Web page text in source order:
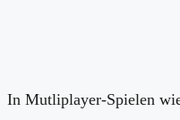
In Mutliplayer-Spielen